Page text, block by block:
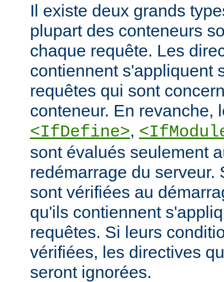
Il existe deux grands
plupart des conteneurs
chaque requête. Les
contiennent s'appliquent
requêtes qui sont
conteneur. En revanche,
<IfDefine>,
sont évalués seulement
redémarrage du serveur.
sont vérifiées au
qu'ils contiennent
requêtes. Si leurs
vérifiées, les directives
seront ignorées.